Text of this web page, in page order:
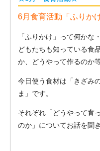
6月食育活動「ふりか
「ふりかけ」って何か
どもたちも知っている食
か、どうやって作るのか
今日使う食材は「きざみ
ま」です。
それぞれ「どうやって育
のか」についてお話を聞